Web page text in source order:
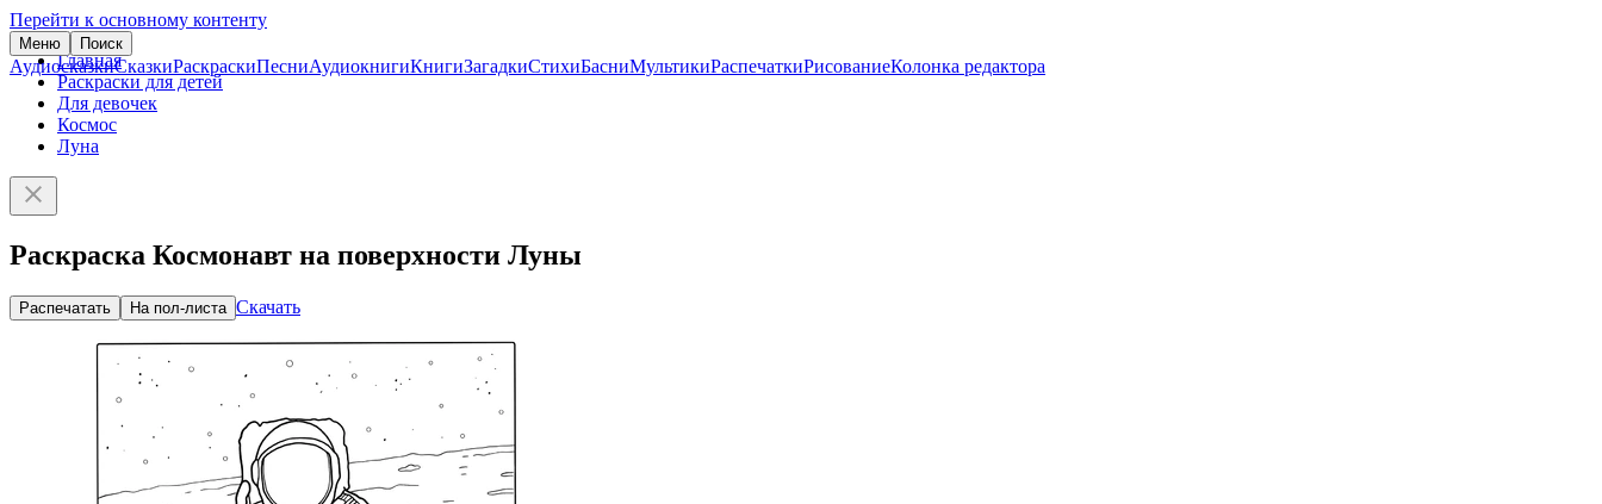
Перейти к основному контенту
Меню Поиск
АудиосказкиСказкиРаскраскиПесниАудиокнигиКнигиЗагадкиСтихиБасниМультикиРаспечаткиРисованиеКолонка редактора
Главная
Раскраски для детей
Для девочек
Космос
Луна
Раскраска Космонавт на поверхности Луны
Распечатать На пол-листа Скачать